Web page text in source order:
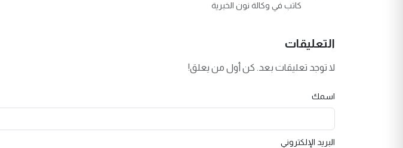
كاتب في وكالة نون الخبرية
التعليقات
لا توجد تعليقات بعد. كن أول من يعلق!
اسمك
البريد الإلكتروني